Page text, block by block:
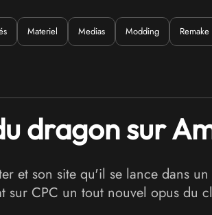
Materiel Medias Modding Remake
dragon sur
et son site qu'il se lance dans
CPC un tout nouvel opus du